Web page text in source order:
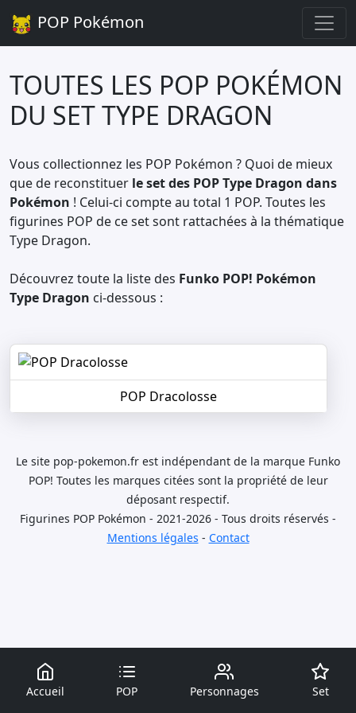
POP Pokémon
TOUTES LES POP POKÉMON
DU SET TYPE DRAGON
Vous collectionnez les POP Pokémon ? Quoi de mieux
que de reconstituer le set des POP Type Dragon dans
Pokémon ! Celui-ci compte au total 1 POP. Toutes les
figurines POP de ce set sont rattachées à la thématique
Type Dragon.
Découvrez toute la liste des Funko POP! Pokémon
Type Dragon ci-dessous :
POP Dracolosse
Le site pop-pokemon.fr est indépendant de la marque Funko
POP! Toutes les marques citées sont la propriété de leur
déposant respectif.
Figurines POP Pokémon - 2021-2026 - Tous droits réservés -
Mentions légales - Contact
Accueil POP Personnages Set